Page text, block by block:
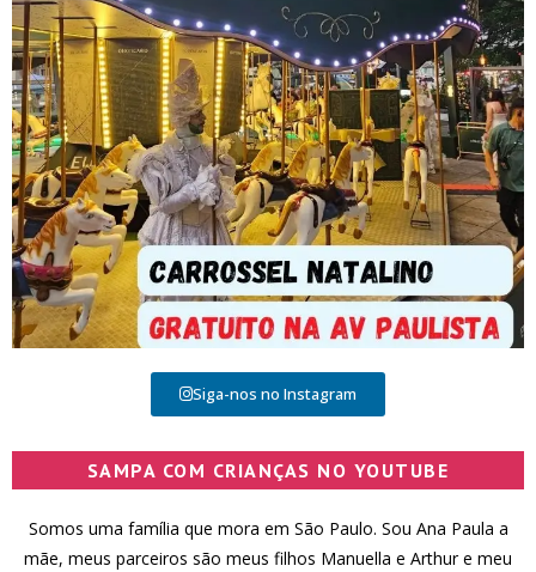
Siga-nos no Instagram
SAMPA COM CRIANÇAS NO YOUTUBE
Somos uma família que mora em São Paulo. Sou Ana Paula a
mãe, meus parceiros são meus filhos Manuella e Arthur e meu